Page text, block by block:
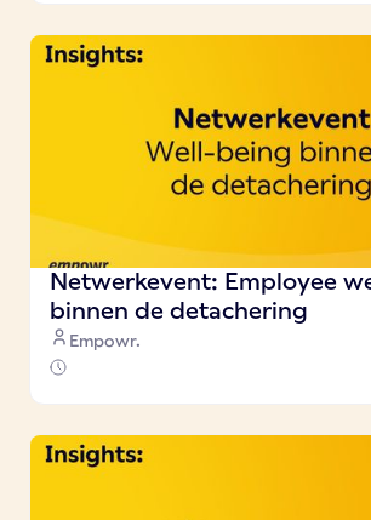
Netwerkevent: Employee
binnen de detachering
Empowr.